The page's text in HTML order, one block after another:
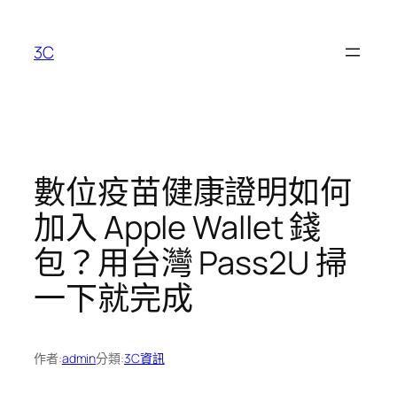
3C
數位疫苗健康證明如何
加入 Apple Wallet 錢
包？用台灣 Pass2U 掃
一下就完成
作者:admin分類:3C資訊